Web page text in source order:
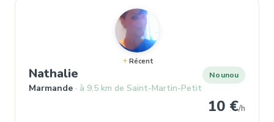
Récent
Nathalie , Nounou à Marmande
Marmande à 9,5 km de Saint-Martin-Petit
Nounou
10 €/h